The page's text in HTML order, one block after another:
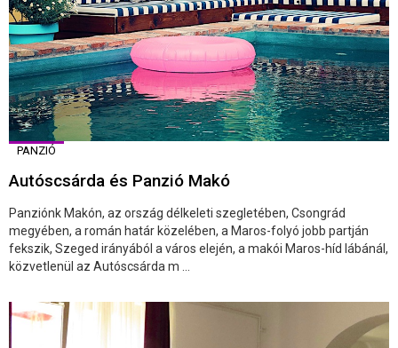
PANZIÓ
Autóscsárda és Panzió Makó
Panziónk Makón, az ország délkeleti szegletében, Csongrád
megyében, a román határ közelében, a Maros-folyó jobb partján
fekszik, Szeged irányából a város elején, a makói Maros-híd lábánál,
közvetlenül az Autóscsárda m ...